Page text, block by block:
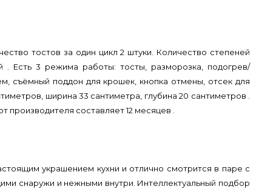
тостов за один цикл 2 штуки. Количество степеней
. Есть 3 режима работы: тосты, разморозка, подогрев/
съёмный поддон для крошек, кнопка отмены, отсек для
ширина 33 сантиметра, глубина 20 сантиметров .
производителя составляет 12 месяцев .
украшением кухни и отлично смотрится в паре с
снаружи и нежными внутри. Интеллектуальный подбор